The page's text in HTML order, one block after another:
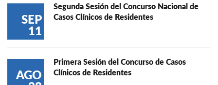
SEP
11
Segunda Sesión del Concurso Nacional de
Casos Clínicos de Residentes
AGO
Primera Sesión del Concurso de Casos
Clínicos de Residentes